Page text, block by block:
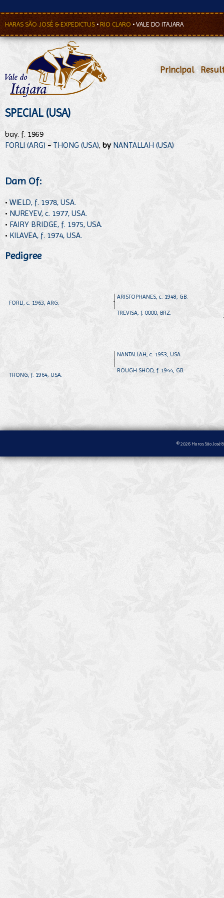
HARAS SÃO JOSÉ & EXPEDICTUS • RIO CLARO • VALE DO ITAJARA
Principal•
SPECIAL (USA)
bay. f. 1969
FORLI (ARG) - THONG (USA), by NANTALLAH (USA)
Dam Of:
• WIELD, f. 1978, USA.
• NUREYEV, c. 1977, USA.
• FAIRY BRIDGE, f. 1975, USA.
• KILAVEA, f. 1974, USA.
Pedigree
FORLI, c. 1963, ARG.
THONG, f. 1964, USA.
ARISTOPHANES, c. 1948, GB.
TREVISA, f. 0000, BRZ.
NANTALLAH, c. 1953, USA.
ROUGH SHOD, f. 1944, GB.
© 2026 Haras São José